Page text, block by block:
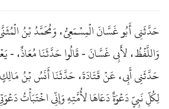
حَدَّثَنِي أَبُو غَسَّانَ الْمِسْمَعِيُّ، وَمُحَمَّدُ بْنُ
وَاللَّفْظُ، لأَبِي غَسَّانَ - قَالُوا حَدَّثَنَا مُعَاذٌ، -
حَدَّثَنِي أَبِي، عَنْ قَتَادَةَ، حَدَّثَنَا أَنَسُ بْنُ
لِكُلِّ نَبِيٍّ دَعْوَةٌ دَعَاهَا لأُمَّتِهِ وَإِنِّي اخْتَبَأْتُ